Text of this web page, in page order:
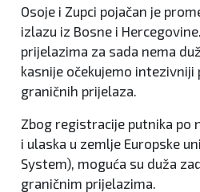
Osoje i Zupci pojačan je
izlazu iz Bosne i
prijelazima za sada nema
kasnije očekujemo intezivniji
graničnih prijelaza.
Zbog registracije putnika po
i ulaska u zemlje Europske
System), moguća su duža
graničnim prijelazima.